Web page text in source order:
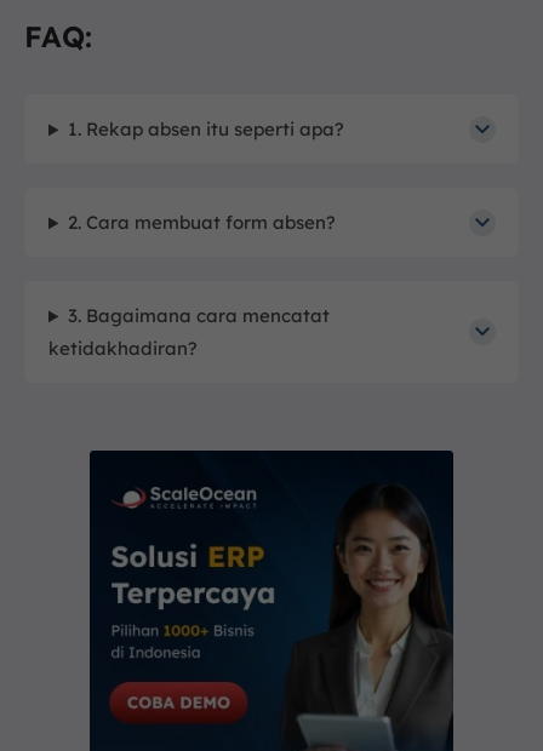
FAQ:
1. Rekap absen itu seperti apa?
2. Cara membuat form absen?
3. Bagaimana cara mencatat
ketidakhadiran?